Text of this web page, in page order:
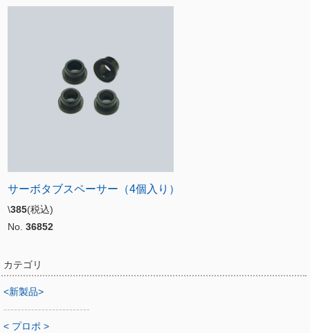
サーボタブスペーサー（4個入り）
\385(税込)
No. 36852
カテゴリ
<新製品>
-------------------------
< プロポ >